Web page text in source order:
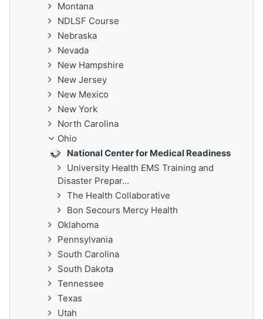
Montana
NDLSF Course
Nebraska
Nevada
New Hampshire
New Jersey
New Mexico
New York
North Carolina
Ohio
National Center for Medical Readiness
University Health EMS Training and
Disaster Prepar...
The Health Collaborative
Bon Secours Mercy Health
Oklahoma
Pennsylvania
South Carolina
South Dakota
Tennessee
Texas
Utah